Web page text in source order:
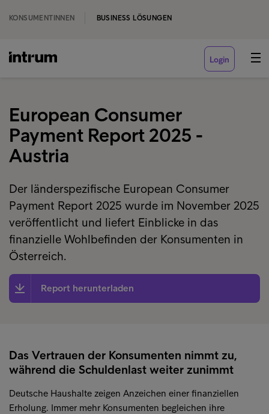
KONSUMENTINNEN BUSINESS LÖSUNGEN
Login
European Consumer
Payment Report 2025 -
Austria
Der länderspezifische European Consumer
Payment Report 2025 wurde im November 2025
veröffentlicht und liefert Einblicke in das
finanzielle Wohlbefinden der Konsumenten in
Österreich.
Report herunterladen
Das Vertrauen der Konsumenten nimmt zu,
während die Schuldenlast weiter zunimmt
Deutsche Haushalte zeigen Anzeichen einer finanziellen
Erholung. Immer mehr Konsumenten begleichen ihre